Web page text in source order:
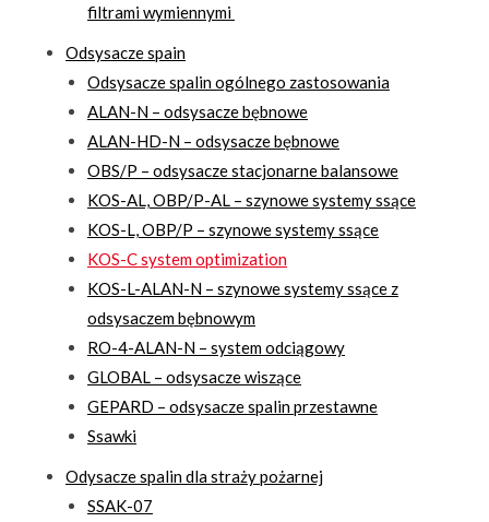
filtrami wymiennymi
Odsysacze spain
Odsysacze spalin ogólnego zastosowania
ALAN-N – odsysacze bębnowe
ALAN-HD-N – odsysacze bębnowe
OBS/P – odsysacze stacjonarne balansowe
KOS-AL, OBP/P-AL – szynowe systemy ssące
KOS-L, OBP/P – szynowe systemy ssące
KOS-C system optimization
KOS-L-ALAN-N – szynowe systemy ssące z
odsysaczem bębnowym
RO-4-ALAN-N – system odciągowy
GLOBAL – odsysacze wiszące
GEPARD – odsysacze spalin przestawne
Ssawki
Odysacze spalin dla straży pożarnej
SSAK-07